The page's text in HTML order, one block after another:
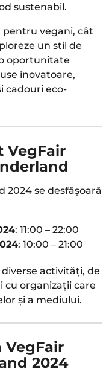
sustenabil.
pentru vegani, cât
un stil de
oportunitate
inovatoare,
cadouri eco-
VegFair
2024 se desfășoară
: 11:00 – 22:00
: 10:00 – 21:00
activități, de
cu organizații care
și a mediului.
VegFair
2024